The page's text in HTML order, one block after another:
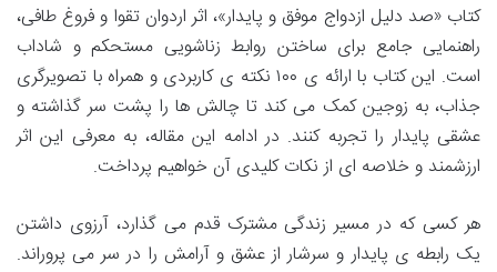
کتاب «صد دلیل ازدواج موفق و پایدار»، اثر اردوان تقوا و فروغ طافی،
راهنمایی جامع برای ساختن روابط زناشویی مستحکم و شاداب
است. این کتاب با ارائه ی ۱۰۰ نکته ی کاربردی و همراه با تصویرگری
جذاب، به زوجین کمک می کند تا چالش ها را پشت سر گذاشته و
عشقی پایدار را تجربه کنند. در ادامه این مقاله، به معرفی این اثر
ارزشمند و خلاصه ای از نکات کلیدی آن خواهیم پرداخت.
هر کسی که در مسیر زندگی مشترک قدم می گذارد، آرزوی داشتن
یک رابطه ی پایدار و سرشار از عشق و آرامش را در سر می پروراند.